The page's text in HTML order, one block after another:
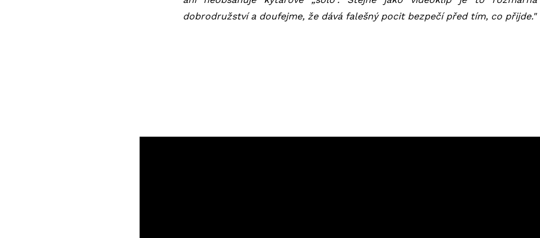
dobrodružství a doufejme, že dává falešný pocit bezpečí před tím, co přijde."